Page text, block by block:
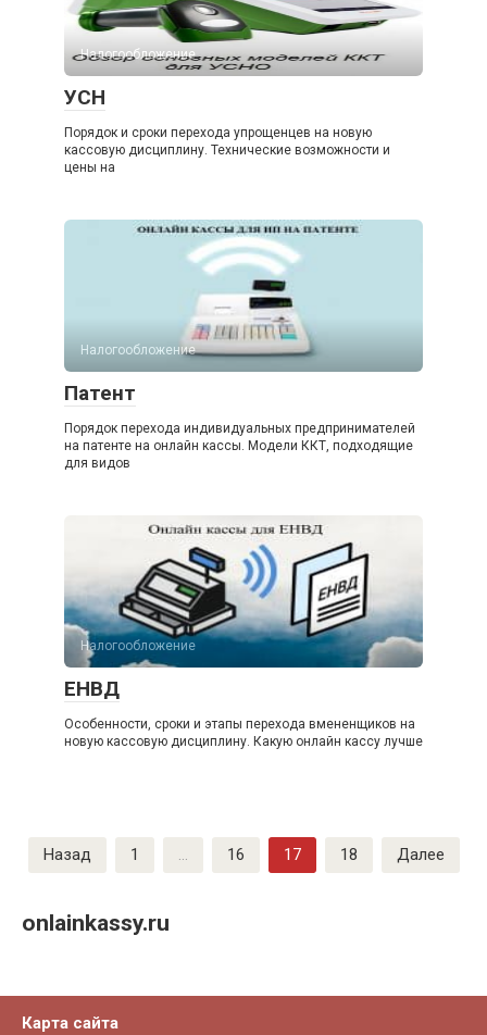
Налогообложение
УСН
Порядок и сроки перехода упрощенцев на новую
кассовую дисциплину. Технические возможности и
цены на
Налогообложение
Патент
Порядок перехода индивидуальных предпринимателей
на патенте на онлайн кассы. Модели ККТ, подходящие
для видов
Налогообложение
ЕНВД
Особенности, сроки и этапы перехода вмененщиков на
новую кассовую дисциплину. Какую онлайн кассу лучше
Пагинация
записей
Назад 1 … 16 17 18 Далее
onlainkassy.ru
Карта сайта